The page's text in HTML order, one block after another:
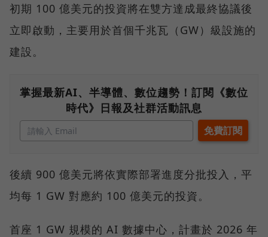
初期 100 億美元的投資將在雙方達成最終協議後
立即啟動，主要用於首個千兆瓦（GW）級設施的
建設。
掌握最新AI、半導體、數位趨勢！訂閱《數位
時代》日報及社群活動訊息
後續 900 億美元將依實際部署進度分批投入，平
均每 1 GW 對應約 100 億美元的投資。
首座 1 GW 規模的 AI 數據中心，計畫於 2026 年